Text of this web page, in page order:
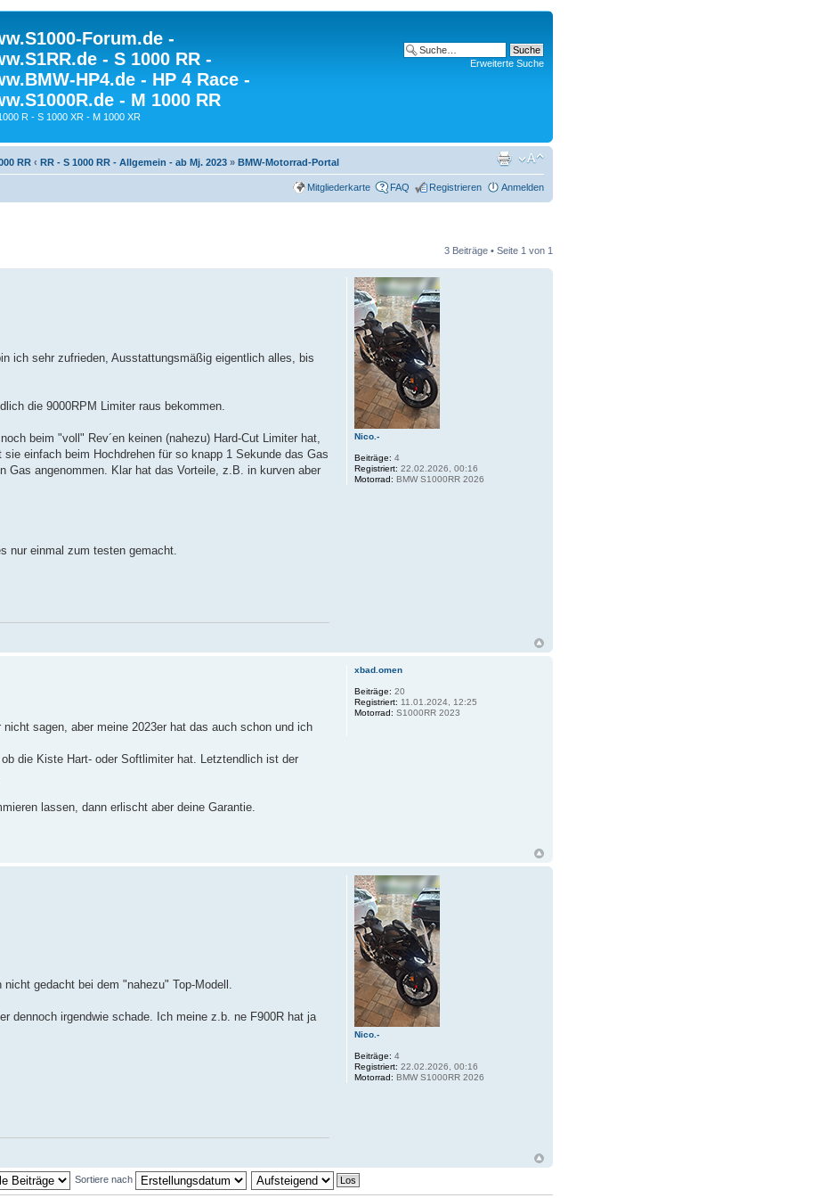
Forum.de -
- S 1000 RR -
HP4.de - HP 4 Race -
- M 1000 RR
R - S 1000 XR - M 1000 XR
Erweiterte Suche
RR ‹ RR - S 1000 RR - Allgemein - ab Mj. 2023 » BMW-Motorrad-Portal
Mitgliederkarte FAQ Registrieren Anmelden
3 Beiträge • Seite 1 von 1
ich sehr zufrieden, Ausstattungsmäßig eigentlich alles, bis
die 9000RPM Limiter raus bekommen.
beim "voll" Rev´en keinen (nahezu) Hard-Cut Limiter hat,
einfach beim Hochdrehen für so knapp 1 Sekunde das Gas
angenommen. Klar hat das Vorteile, z.B. in kurven aber
nur einmal zum testen gemacht.
Nico.-
Beiträge: 4
Registriert: 22.02.2026, 00:16
Motorrad: BMW S1000RR 2026
sagen, aber meine 2023er hat das auch schon und ich
die Kiste Hart- oder Softlimiter hat. Letztendlich ist der
lassen, dann erlischt aber deine Garantie.
xbad.omen
Beiträge: 20
Registriert: 11.01.2024, 12:25
Motorrad: S1000RR 2023
gedacht bei dem "nahezu" Top-Modell.
dennoch irgendwie schade. Ich meine z.b. ne F900R hat ja
Nico.-
Beiträge: 4
Registriert: 22.02.2026, 00:16
Motorrad: BMW S1000RR 2026
Sortiere nach